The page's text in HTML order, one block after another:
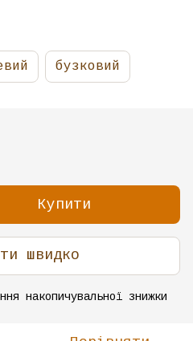
бузковий
Купити
швидко
накопичувальної знижки